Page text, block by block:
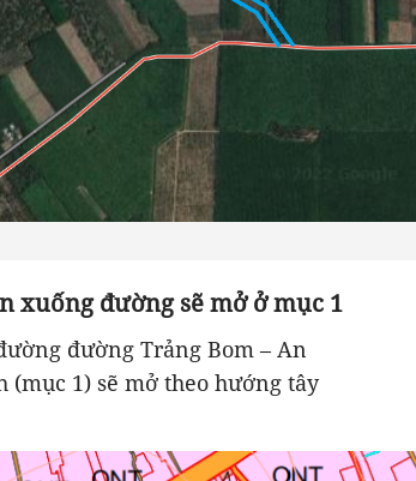
xuống đường sẽ mở ở mục 1
đường Trảng Bom – An
(mục 1) sẽ mở theo hướng tây